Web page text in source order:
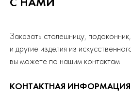
С НАМИ
Заказать столешницу,
и другие изделия из
вы можете по нашим контактам
КОНТАКТНАЯ ИНФОРМАЦИЯ